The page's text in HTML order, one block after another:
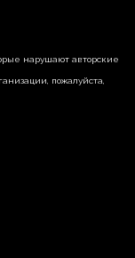
нарушают авторские
пожалуйста,